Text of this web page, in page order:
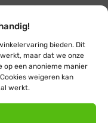
bieden. Dit
maar dat we onze
op een anonieme manier
weigeren kan
werkt.
deze
uit 7
voeg je indien
aan je
en het ontbreken